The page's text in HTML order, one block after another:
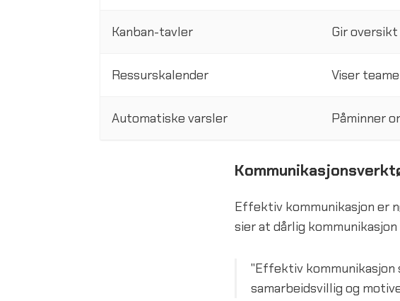
Kanban-tavler Gir
Ressurskalender Viser
Automatiske varsler Påminner
Effektiv kommunikasjon er
sier at dårlig
"Effektiv kommunikasjon
samarbeidsvillig og